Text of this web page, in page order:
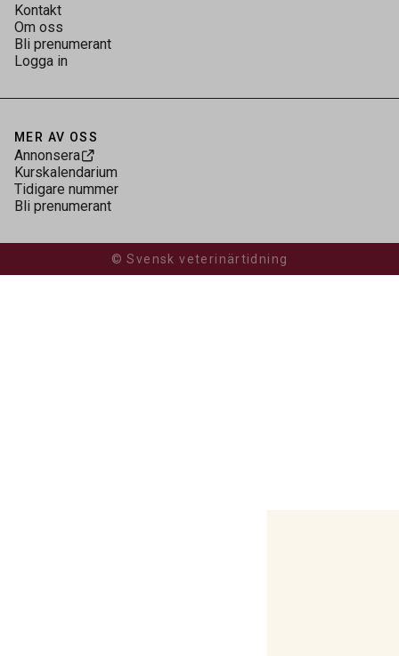
Kontakt
Om oss
Bli prenumerant
Logga in
MER AV OSS
Annonsera
Kurskalendarium
Tidigare nummer
Bli prenumerant
© Svensk veterinärtidning